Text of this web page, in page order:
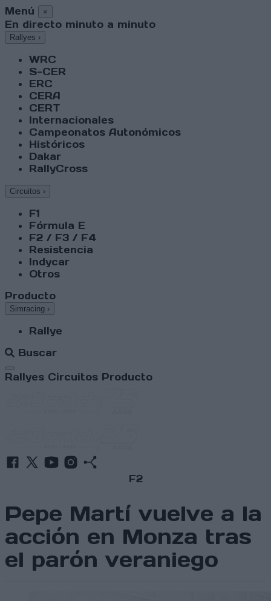
Menú ×
En directo minuto a minuto
Rallyes ›
WRC
S-CER
ERC
CERA
CERT
Internacionales
Campeonatos Autonómicos
Históricos
Dakar
RallyCross
Circuitos ›
F1
Fórmula E
F2 / F3 / F4
Resistencia
Indycar
Otros
Producto
Simracing ›
Rallye
Buscar
Abrir menú
Rallyes Circuitos Producto
F2
Pepe Martí vuelve a la
acción en Monza tras
el parón veraniego